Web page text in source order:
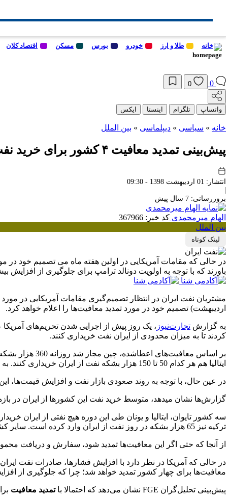
خانه طلا و ارز خودرو بورس مسکن اقتصاد کلان
0
0
واتساپ تلگرام اینستا ایکس
خانه » سیاسی » دیپلماسی » بین الملل
پیش‌بینی تمدید معافیت ۴ کشور برای خرید نفت ایران
انتشار: 01 اردیبهشت 1398 - 09:30
بروزرسانی: 7 سال پیش
الهام میرمحمدی کد خبر: 367966
بین الملل
لینک کوتاه
در حالی که مقامات آمریکایی در اولین هفته ماه می تصمیم خود در
باورند که با توجه به اولویت دونالد ترامپ برای جلوگیری از
مشتریان نفت ایران در انتظار تصمیم‌گیری مقامات آمریکایی در مورد
اردیبهشت) تصمیم خود در مورد تمدید معافیت‌ها را اعلام خواهد کرد.
به گزارش تجارت‌نیوز
کردند تا به میزان محدودی از ایران نفت خریداری کنند.
ایتالیا هم هر کدام 50 تا 150 هزار بشکه نفت از ایران خریداری کنند. به طور کلی این کشورها در مجموع اجازه یافتند تا دوم ماه می، روزانه یک میلیون تا یک میلیون و 300 هزار بشکه نفت از ایران وارد کنند.
در عین حال، با توجه به روند صعودی بازار نفت و افزایش قیمت‌ها،
گزارش‌ها نشان می‎دهد، متوسط خرید نفت این کشورها از ایران در بازه زمانی هجدهم نوامبر (27 آبان) تا 19 مارس (24 اسفند) یک میلیون و 102 هزار بشکه در روز بوده است.
ترکیه نیز 65 هزار بشکه در روز نفت از ایران وارد کرده است. سایر کشورها هم حدود 124 هزار بشکه نفت از این کشور خریداری کردند.
از آنجا که حتی اگر این معافیت‌ها تمدید شود، سفارش و دریافت
معافیت‌ها برای چهار کشور تمدید خواهد شد؛ چرا که جلوگیری از
پیش‌بینی تحلیل‌گران FGE نشان می‌دهد که احتمالا با تمدید معافیت